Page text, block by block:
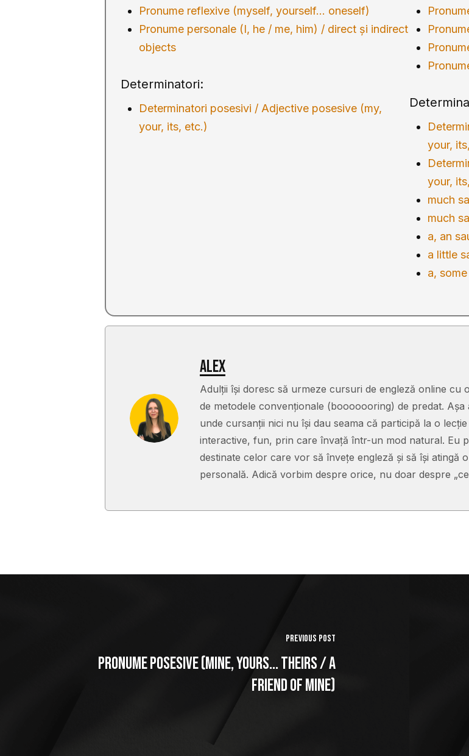
Pronume reflexive (myself, yourself… oneself)
Pronume personale (I, he / me, him) / direct și indirect
objects
Determinatori:
Determinatori posesivi / Adjective posesive (my,
your, its, etc.)
your,
your,
much
much
a, an
a little
a,
Alex
Adulții își doresc să urmeze cursuri de engleză online cu
de metodele convenționale (booooooring) de predat.
unde cursanții nici nu își dau seama că participă la o
interactive, fun, prin care învață într-un mod natural. Eu
destinate celor care vor să învețe engleză și să își atingă
personală. Adică vorbim despre orice, nu doar despre
Previous Post
Pronume posesive (mine, yours... theirs / a
friend of mine)